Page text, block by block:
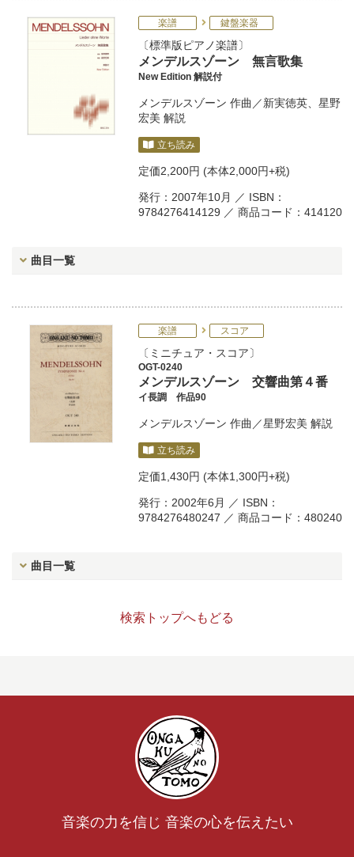
楽譜 鍵盤楽器
標準版ピアノ楽譜
メンデルスゾーン 無言歌集
New Edition 解説付
メンデルスゾーン 作曲／新実徳英
星野
宏美 解説
立ち読み
定価2,200円 (本体2,000円+税)
発行：2007年10月 ／ ISBN：
9784276414129 ／ 商品コード：414120
曲目一覧
楽譜 スコア
ミニチュア・スコア
OGT-0240
メンデルスゾーン 交響曲第４番
イ長調 作品90
メンデルスゾーン 作曲／星野宏美 解説
立ち読み
定価1,430円 (本体1,300円+税)
発行：2002年6月 ／ ISBN：
9784276480247 ／ 商品コード：480240
曲目一覧
検索トップへもどる
音楽の力を信じ 音楽の心を伝えたい